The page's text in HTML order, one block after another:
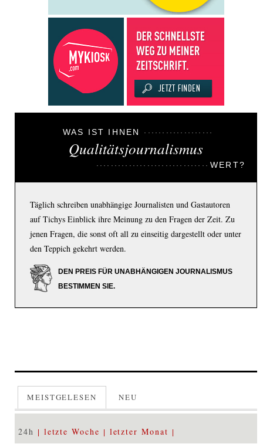
WAS IST IHNEN
Qualitätsjournalismus
WERT?
Täglich schreiben unabhängige Journalisten und Gastautoren
auf Tichys Einblick ihre Meinung zu den Fragen der Zeit. Zu
jenen Fragen, die sonst oft all zu einseitig dargestellt oder unter
den Teppich gekehrt werden.
DEN PREIS FÜR UNABHÄNGIGEN JOURNALISMUS
BESTIMMEN SIE.
MEISTGELESEN NEU
24h letzte Woche letzter Monat